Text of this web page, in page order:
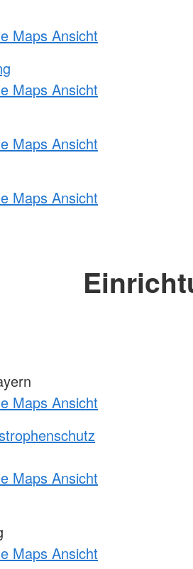
Maps Ansicht
Maps Ansicht
Maps Ansicht
Maps Ansicht
Maps Ansicht
Maps Ansicht
Maps Ansicht